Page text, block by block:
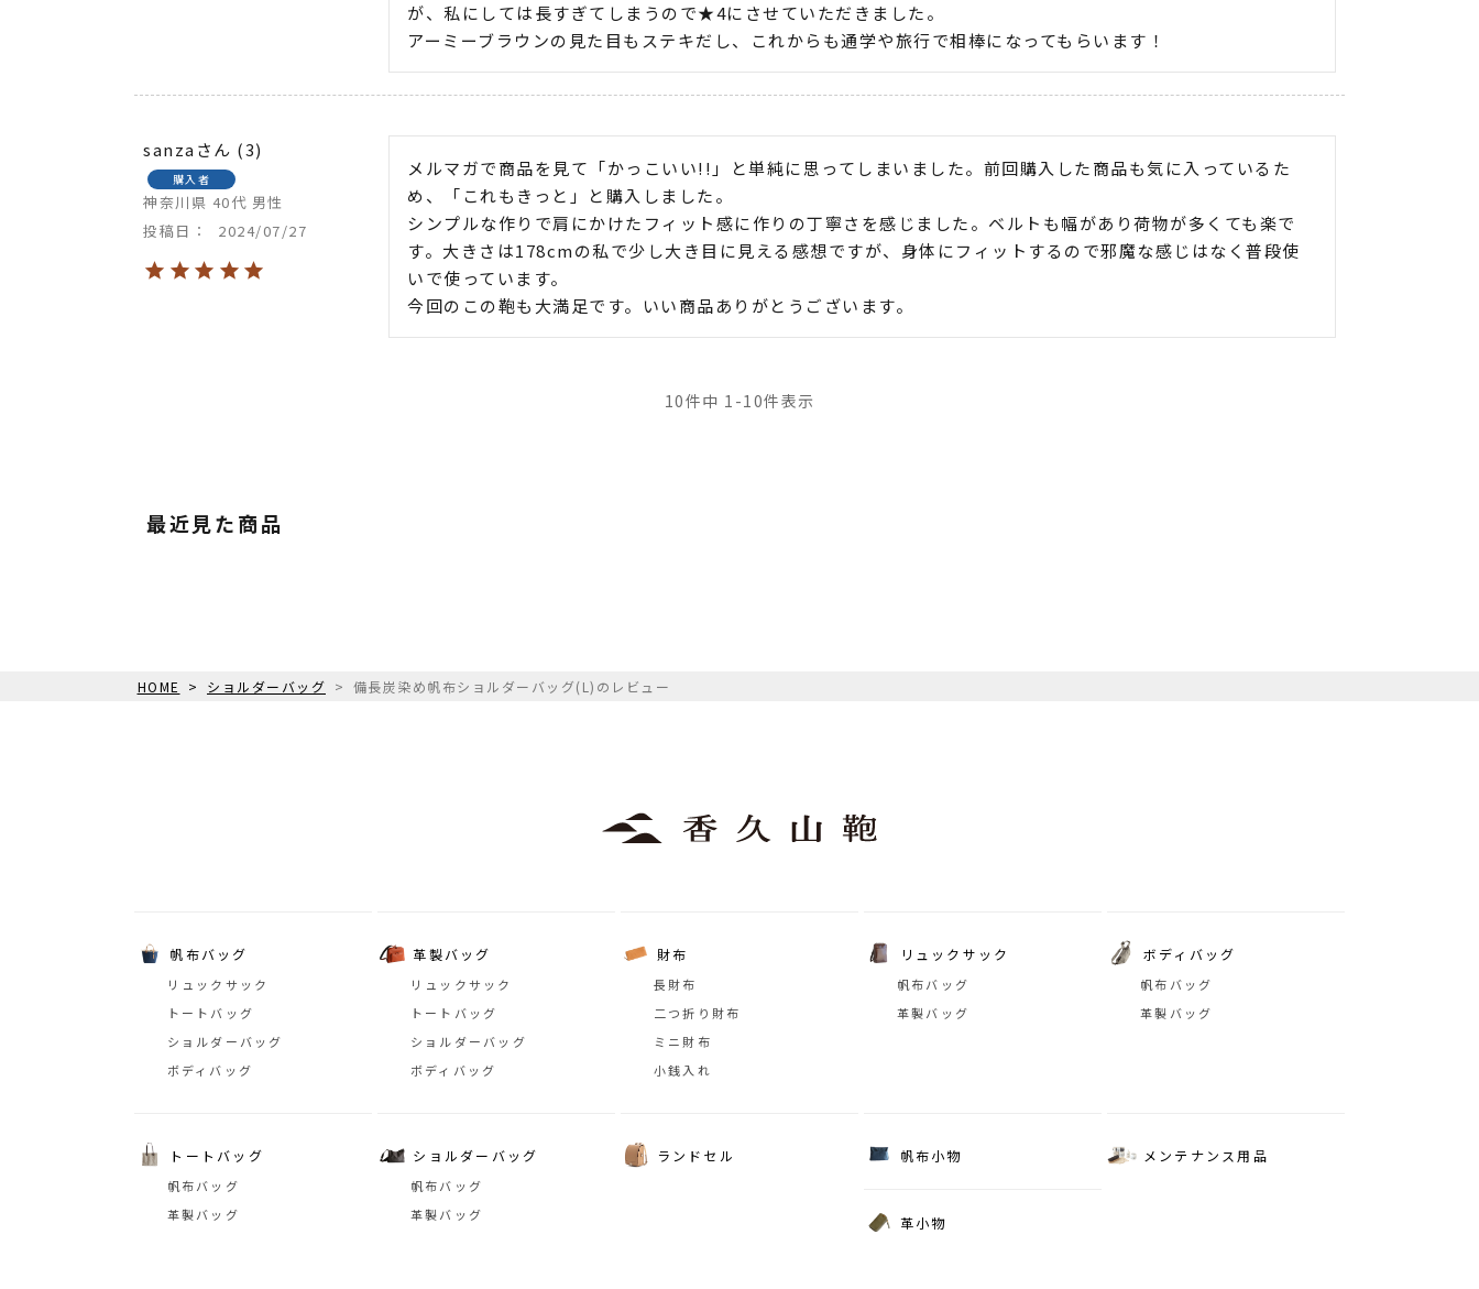
が、私にしては長すぎてしまうので★4にさせていただきました。
アーミーブラウンの見た目もステキだし、これからも通学や旅行で相棒になってもらいます！
sanza 3
購入者
神奈川県 40代 男性
投稿日
2024/07/27
メルマガで商品を見て「かっこいい!!」と単純に思ってしまいました。前回購入した商品も気に入っているた
め、「これもきっと」と購入しました。
シンプルな作りで肩にかけたフィット感に作りの丁寧さを感じました。ベルトも幅があり荷物が多くても楽で
す。大きさは178cmの私で少し大き目に見える感想ですが、身体にフィットするので邪魔な感じはなく普段使
いで使っています。
今回のこの鞄も大満足です。いい商品ありがとうございます。
10件中 1 -10件表示
最近見た商品
HOME ショルダーバッグ 備長炭染め帆布ショルダーバッグ(L)のレビュー
帆布バッグ
リュックサック
トートバッグ
ショルダーバッグ
ボディバッグ
革製バッグ
リュックサック
トートバッグ
ショルダーバッグ
ボディバッグ
財布
長財布
二つ折り財布
ミニ財布
小銭入れ
リュックサック
帆布バッグ
革製バッグ
ボディバッグ
帆布バッグ
革製バッグ
トートバッグ
帆布バッグ
革製バッグ
ショルダーバッグ
帆布バッグ
革製バッグ
ランドセル 帆布小物
革小物
メンテナンス用品